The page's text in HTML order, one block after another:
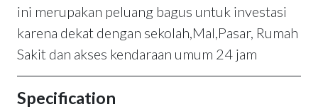
ini merupakan peluang bagus untuk investasi
karena dekat dengan sekolah,Mal,Pasar, Rumah
Sakit dan akses kendaraan umum 24 jam
Specification